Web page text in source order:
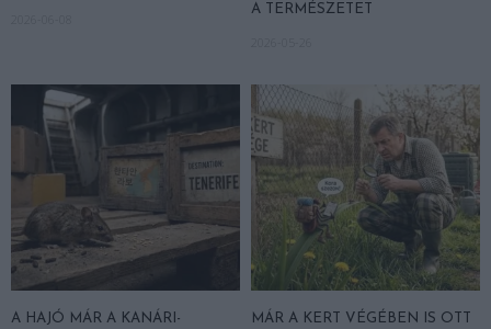
A TERMÉSZETET
A HAJÓ MÁR A KANÁRI-
MÁR A KERT VÉGÉBEN IS OTT